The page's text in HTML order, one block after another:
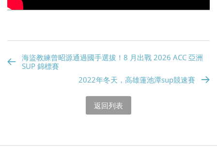
海盜教練曾昭源通過國手選拔！8 月出戰 2026 ACC 亞洲
SUP 錦標賽
2022年冬天，高雄蓮池潭sup競速賽
返回列表